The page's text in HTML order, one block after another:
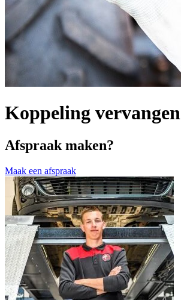
Koppeling vervangen
Afspraak maken?
Maak een afspraak